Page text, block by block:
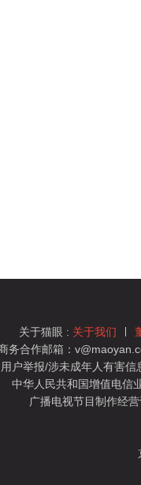
关于猫眼 : 关于我们
务合作邮箱：
用户举报/涉未成年人有害
中华人民共和国增值电信
广播电视节目制作经